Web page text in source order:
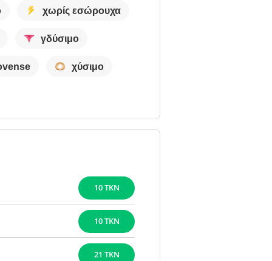
χωρίς εσώρουχα
γδύσιμο
χύσιμο
10 TKN
10 TKN
21 TKN